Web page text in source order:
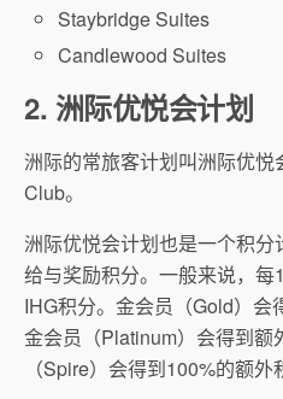
Staybridge Suites
Candlewood Suites
2. 洲际优悦会计划
洲际的常旅客计划叫洲际优
Club。
洲际优悦会计划也是一个积
给与奖励积分。一般来说，
IHG积分。金会员（Gold）会
金会员（Platinum）会得到额
（Spire）会得到100%的额外